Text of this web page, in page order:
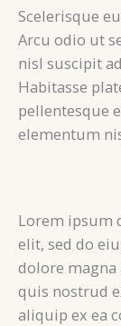
Scelerisque
Arcu odio ut
nisl suscipit
Habitasse
pellentesque
elementum
Lorem ipsum
elit, sed do
dolore
quis nostrud
aliquip ex ea